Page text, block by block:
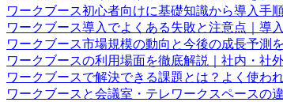
ワークブース初心者向けに基礎知識から導入手
ワークブース導入でよくある失敗と注意点｜導
ワークブース市場規模の動向と今後の成長予測
ワークブースの利用場面を徹底解説｜社内・社
ワークブースで解決できる課題とは？よく使わ
ワークブースと会議室・テレワークスペースの